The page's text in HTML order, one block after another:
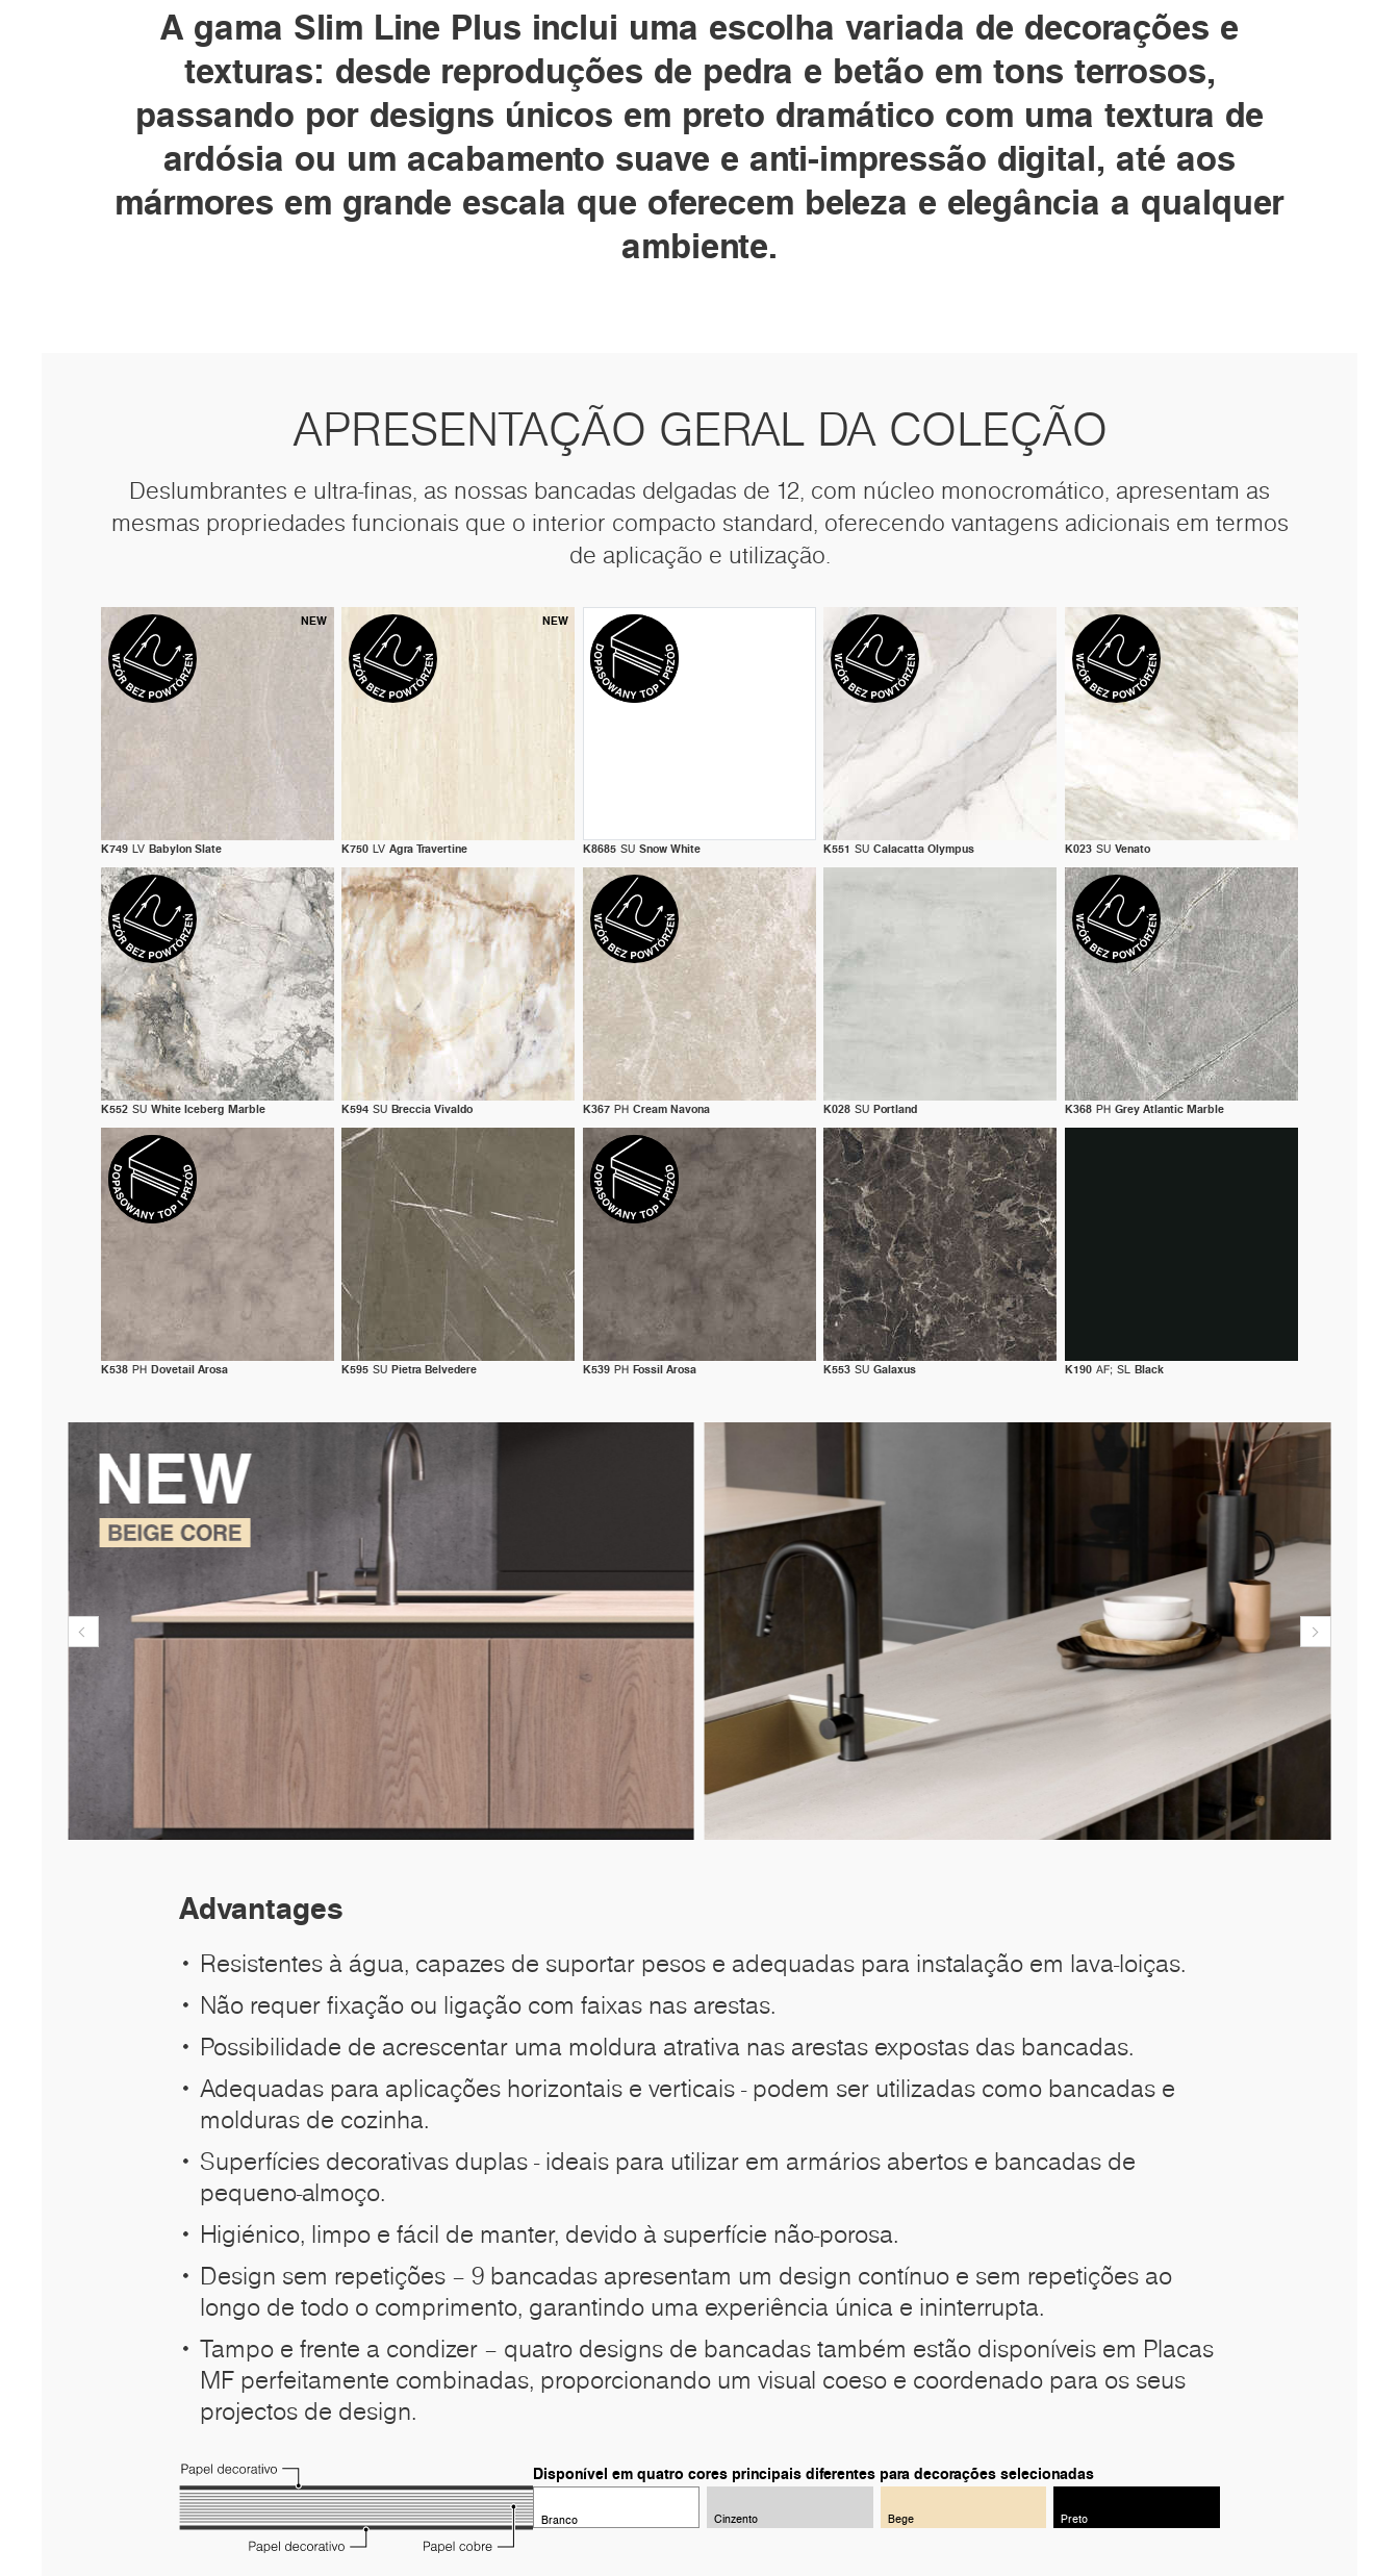
A gama Slim Line Plus inclui uma escolha variada de decorações e
texturas: desde reproduções de pedra e betão em tons terrosos,
passando por designs únicos em preto dramático com uma textura de
ardósia ou um acabamento suave e anti-impressão digital, até aos
mármores em grande escala que oferecem beleza e elegância a qualquer
ambiente.
APRESENTAÇÃO GERAL DA COLEÇÃO
Deslumbrantes e ultra-finas, as nossas bancadas delgadas de 12, com núcleo monocromático, apresentam as
mesmas propriedades funcionais que o interior compacto standard, oferecendo vantagens adicionais em termos
de aplicação e utilização.
K749 LV Babylon Slate
NEW
K750 LVAgra Travertine
NEW
K8685SU Snow White K551 SUCalacatta Olympus K023SU Venato
K552 SU White Iceberg Marble K594 SUBreccia Vivaldo K367PH Cream Navona K028 SUPortland K368PH Grey Atlantic Marble
K538 PH Dovetail Arosa K595 SUPietra Belvedere K539PH Fossil Arosa K553 SUGalaxus K190AF; SL Black
Advantages
Resistentes à água, capazes de suportar pesos e adequadas para instalação em lava-loiças.
Não requer fixação ou ligação com faixas nas arestas.
Possibilidade de acrescentar uma moldura atrativa nas arestas expostas das bancadas.
Adequadas para aplicações horizontais e verticais - podem ser utilizadas como bancadas e
molduras de cozinha.
Superfícies decorativas duplas - ideais para utilizar em armários abertos e bancadas de
pequeno-almoço.
Higiénico, limpo e fácil de manter, devido à superfície não-porosa.
Design sem repetições – 9 bancadas apresentam um design contínuo e sem repetições ao
longo de todo o comprimento, garantindo uma experiência única e ininterrupta.
Tampo e frente a condizer – quatro designs de bancadas também estão disponíveis em Placas
MF perfeitamente combinadas, proporcionando um visual coeso e coordenado para os seus
projectos de design.
Disponível em quatro cores principais diferentes para decorações selecionadas
Branco Cinzento Bege Preto